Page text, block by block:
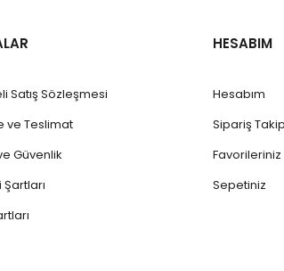
Satış Sözleşmesi
ve Teslimat
Güvenlik
HESABIM
Hesabım
Sipariş Takip
Favorileriniz
Sepetiniz